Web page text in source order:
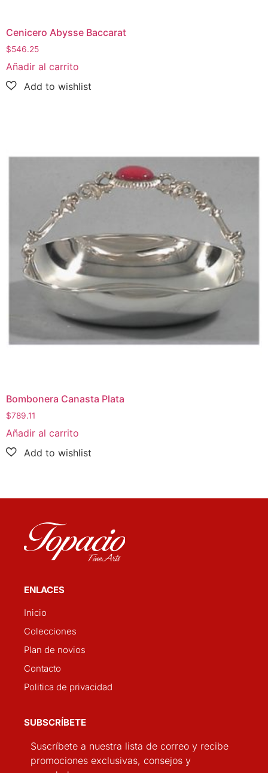
Cenicero Abysse Baccarat
$546.25
Añadir al carrito
Bombonera Canasta Plata
$789.11
Añadir al carrito
ENLACES
Inicio
Colecciones
Plan de novios
Contacto
Politica de privacidad
SUBSCRÍBETE
Suscríbete a nuestra lista de correo y recibe
promociones exclusivas, consejos y